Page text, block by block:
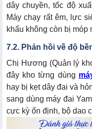
dây chuyền, tốc độ
Máy chạy rất êm, lực
khẩu không còn bị móp
7.2. Phản hồi về độ
Chị Hương (Quản lý
đây kho từng dùng
hay bị kẹt dây đai và
sang dùng máy đai
cực kỳ ổn định, bộ dao